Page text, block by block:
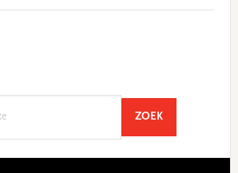
ZOEKSEARCH